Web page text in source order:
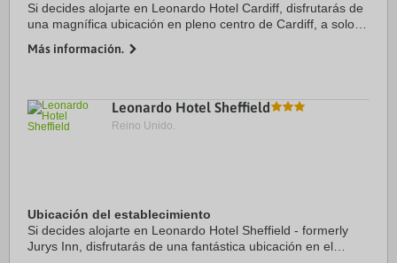
Si decides alojarte en Leonardo Hotel Cardiff, disfrutarás de
una magnífica ubicación en pleno centro de Cardiff, a solo
Además, este hotel ...
Más información.
Leonardo Hotel Sheffield
Reino Unido.
Ubicación del establecimiento
Si decides alojarte en Leonardo Hotel Sheffield - formerly
Jurys Inn, disfrutarás de una fantástica ubicación en el